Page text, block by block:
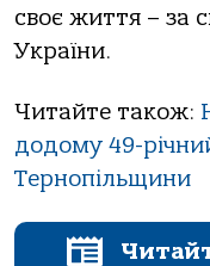
своє життя – за
України.
Читайте також:
додому 49-річний
Тернопільщини